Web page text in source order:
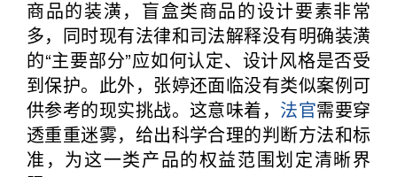
商品的装潢，盲盒类商品的设计要素非常
多，同时现有法律和司法解释没有明确装潢
的“主要部分”应如何认定、设计风格是否受
到保护。此外，张婷还面临没有类似案例可
供参考的现实挑战。这意味着， 法官需要穿
透重重迷雾，给出科学合理的判断方法和标
准，为这一类产品的权益范围划定清晰界